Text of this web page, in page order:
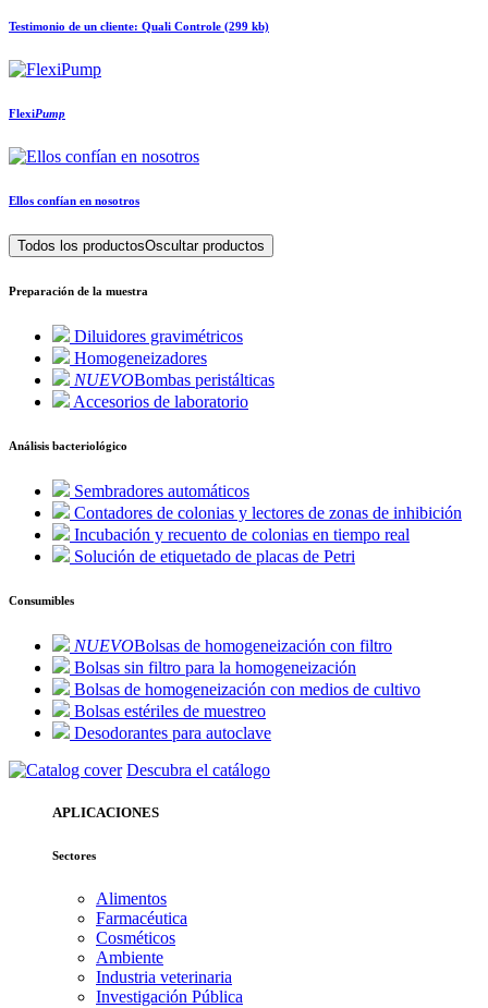
Testimonio de un cliente: Quali Controle (299 kb)
FlexiPump
Ellos confían en nosotros
Todos los productosOscultar productos
Preparación de la muestra
Diluidores gravimétricos
Homogeneizadores
NUEVOBombas peristálticas
Accesorios de laboratorio
Análisis bacteriológico
Sembradores automáticos
Contadores de colonias y lectores de zonas de inhibición
Incubación y recuento de colonias en tiempo real
Solución de etiquetado de placas de Petri
Consumibles
NUEVOBolsas de homogeneización con filtro
Bolsas sin filtro para la homogeneización
Bolsas de homogeneización con medios de cultivo
Bolsas estériles de muestreo
Desodorantes para autoclave
Descubra el catálogo
APLICACIONES
Sectores
Alimentos
Farmacéutica
Cosméticos
Ambiente
Industria veterinaria
Investigación Pública